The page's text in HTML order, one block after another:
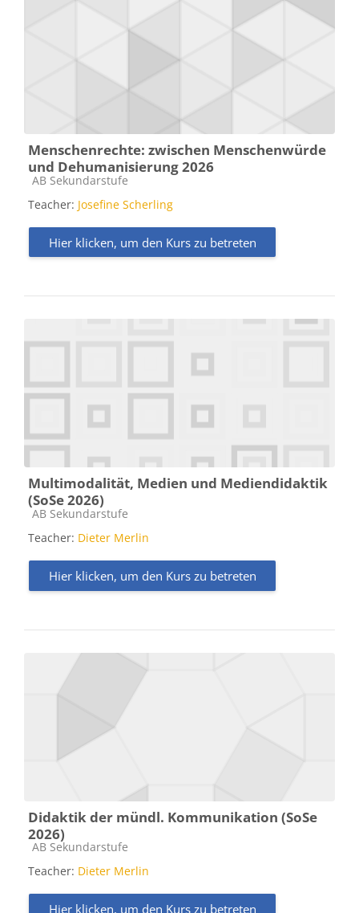
Menschenrechte: zwischen Menschenwürde
und Dehumanisierung 2026
Kursbereich
AB Sekundarstufe
Teacher: Josefine Scherling
Hier klicken, um den Kurs zu betreten
Multimodalität, Medien und Mediendidaktik
(SoSe 2026)
Kursbereich
AB Sekundarstufe
Teacher: Dieter Merlin
Hier klicken, um den Kurs zu betreten
Didaktik der mündl. Kommunikation (SoSe
2026)
Kursbereich
AB Sekundarstufe
Teacher: Dieter Merlin
Hier klicken, um den Kurs zu betreten